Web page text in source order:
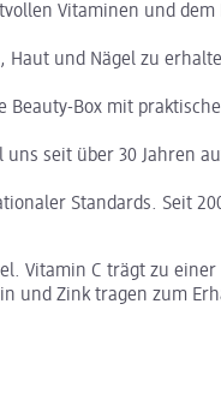
Vitaminen und
und Nägel zu
Box mit
seit über 30 Jahren
Standards. Seit
Vitamin C trägt zu
und Zink tragen zum